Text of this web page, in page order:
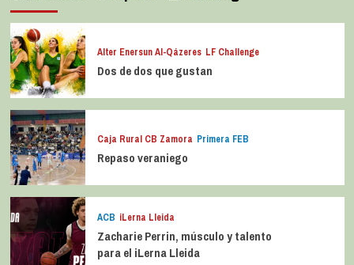
Alter Enersun Al-Qázeres LF Challenge
Dos de dos que gustan
Caja Rural CB Zamora Primera FEB
Repaso veraniego
ACB iLerna Lleida
Zacharie Perrin, músculo y talento
para el iLerna Lleida